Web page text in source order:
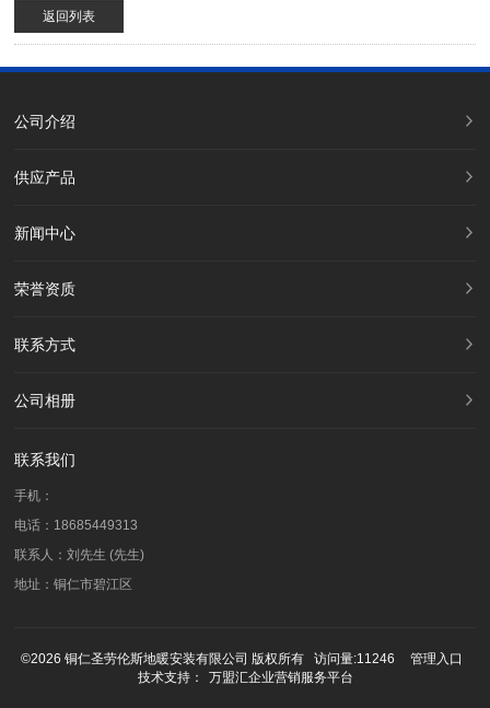
返回列表
公司介绍
供应产品
新闻中心
荣誉资质
联系方式
公司相册
联系我们
手机：
电话：18685449313
联系人：刘先生 (先生)
地址：铜仁市碧江区
©2026 铜仁圣劳伦斯地暖安装有限公司 版权所有 访问量:11246
管理入口
技术支持：
万盟汇企业营销服务平台